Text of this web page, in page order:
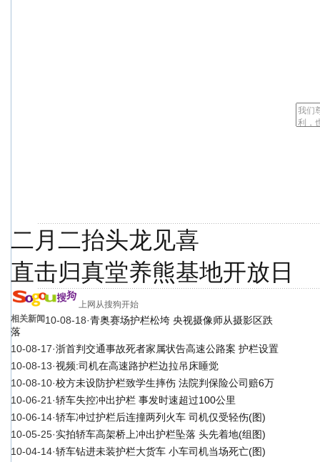
二月二抬头龙见喜
直击归真堂养熊基地开放日
上网从搜狗开始
相关新闻 10-08-18·青奥赛场护栏松垮 央视摄像师从摄影区跌
落
10-08-17·浙首判交通事故死者家属状告高速公路案 护栏设置
10-08-13·视频:司机在高速路护栏边拉吊床睡觉
10-08-10·校方未设防护栏致学生摔伤 法院判保险公司赔6万
10-06-21 ·轿车失控冲出护栏 事发时速超过100公里
10-06-14·轿车冲过护栏后连撞两列火车 司机仅受轻伤(图)
10-05-25·实拍轿车高架桥上冲出护栏坠落 头先着地(组图)
10-04-14·轿车钻进未装护栏大货车 小车司机当场死亡(图)